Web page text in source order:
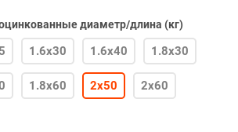
диаметр/длина (кг)
1.6х30 1.6х40 1.8х30
1.8х60 2х50 2х60